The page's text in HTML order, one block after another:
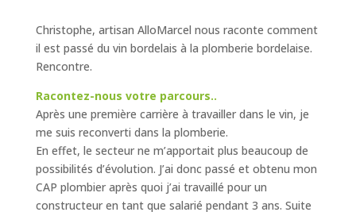
Christophe, artisan AlloMarcel nous raconte comment
il est passé du vin bordelais à la plomberie bordelaise.
Rencontre.
Racontez-nous votre parcours..
Après une première carrière à travailler dans le vin, je
me suis reconverti dans la plomberie.
En effet, le secteur ne m’apportait plus beaucoup de
possibilités d’évolution. J’ai donc passé et obtenu mon
CAP plombier après quoi j’ai travaillé pour un
constructeur en tant que salarié pendant 3 ans. Suite